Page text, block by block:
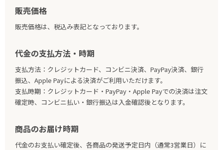
販売価格
販売価格は、税込み表記となっております。
代金の支払方法・時期
支払方法：クレジットカード、コンビニ決済、PayPay決済、銀行
振込、Apple Payによる決済がご利用いただけます。
支払時期：クレジットカード・PayPay・Apple Payでの決済は注文
確定時、コンビニ払い・銀行振込は入金確認後となります。
商品のお届け時期
代金のお支払い確定後、各商品の発送予定日内（通常3営業日）に